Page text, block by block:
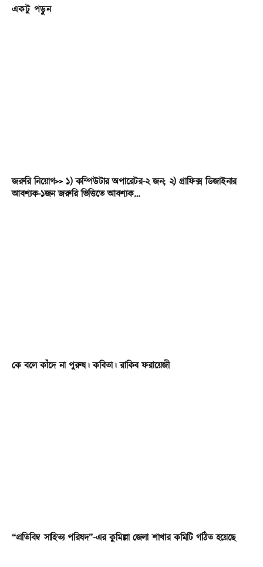
একটু পড়ুন
জরুরি নিয়োগ>> ১) কম্পিউটার অপারেটর-২ জন; ২) গ্রাফিক্স ডিজাইনার
আবশ্যক-১জন জরুরি ভিত্তিতে আবশ্যক…
কে বলে কাঁদে না পুরুষ। কবিতা। রাকিব ফরায়েজী
“প্রতিবিম্ব সাহিত্য পরিষদ”-এর কুমিল্লা জেলা শাখার কমিটি গঠিত হয়েছে